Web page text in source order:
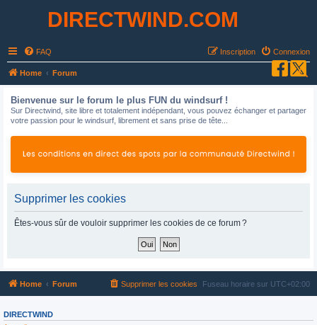
DIRECTWIND.COM
FAQ Connexion
Inscription
Home Forum
Bienvenue sur le forum le plus FUN du windsurf !
Sur Directwind, site libre et totalement indépendant, vous pouvez échanger et partager
votre passion pour le windsurf, librement et sans prise de tête...
Supprimer les cookies
Êtes-vous sûr de vouloir supprimer les cookies de ce forum ?
Home Forum Fuseau horaire sur UTC+02:00
Supprimer les cookies
DIRECTWIND